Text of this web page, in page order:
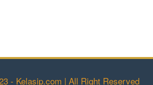
- Kelasip.com | All Right Reserved